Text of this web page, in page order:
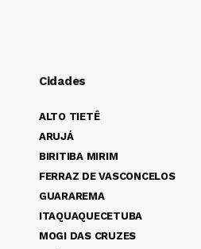
Cidades
ALTO TIETÊ
ARUJÁ
BIRITIBA MIRIM
FERRAZ DE VASCONCELOS
GUARAREMA
ITAQUAQUECETUBA
MOGI DAS CRUZES